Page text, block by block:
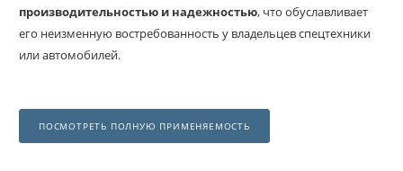
производительностью и надежностью, что обуславливает
его неизменную востребованность у владельцев спецтехники
или автомобилей.
ПОСМОТРЕТЬ ПОЛНУЮ ПРИМЕНЯЕМОСТЬ